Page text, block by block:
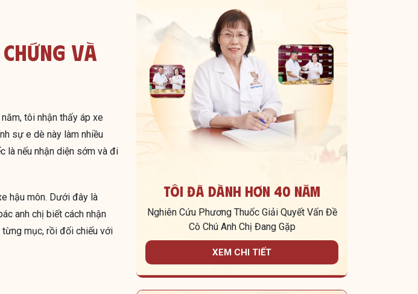
Và
tôi nhận thấy áp xe
sự e dè này làm nhiều
là nếu nhận diện sớm và đi
hậu môn. Dưới đây là
anh chị biết cách nhận
từng mục, rồi đối chiếu với
Tôi Đã Dành Hơn 40 Năm
Nghiên Cứu Phương Thuốc Giải Quyết Vấn Đề
Cô Chú Anh Chị Đang Gặp
XEM CHI TIẾT